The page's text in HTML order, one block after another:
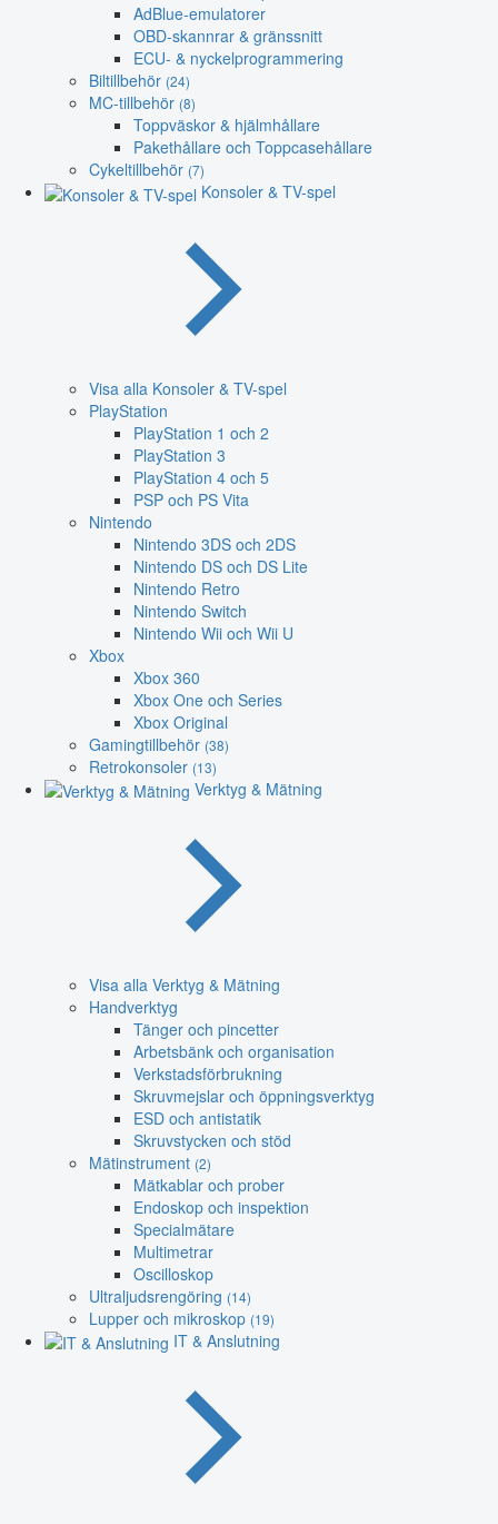
AdBlue-emulatorer
OBD-skannrar & gränssnitt
ECU- & nyckelprogrammering
Biltillbehör (24)
MC-tillbehör (8)
Toppväskor & hjälmhållare
Pakethållare och Toppcasehållare
Cykeltillbehör (7)
Konsoler & TV-spel
Visa alla Konsoler & TV-spel
PlayStation
PlayStation 1 och 2
PlayStation 3
PlayStation 4 och 5
PSP och PS Vita
Nintendo
Nintendo 3DS och 2DS
Nintendo DS och DS Lite
Nintendo Retro
Nintendo Switch
Nintendo Wii och Wii U
Xbox
Xbox 360
Xbox One och Series
Xbox Original
Gamingtillbehör (38)
Retrokonsoler (13)
Verktyg & Mätning
Visa alla Verktyg & Mätning
Handverktyg
Tänger och pincetter
Arbetsbänk och organisation
Verkstadsförbrukning
Skruvmejslar och öppningsverktyg
ESD och antistatik
Skruvstycken och stöd
Mätinstrument (2)
Mätkablar och prober
Endoskop och inspektion
Specialmätare
Multimetrar
Oscilloskop
Ultraljudsrengöring (14)
Lupper och mikroskop (19)
IT & Anslutning